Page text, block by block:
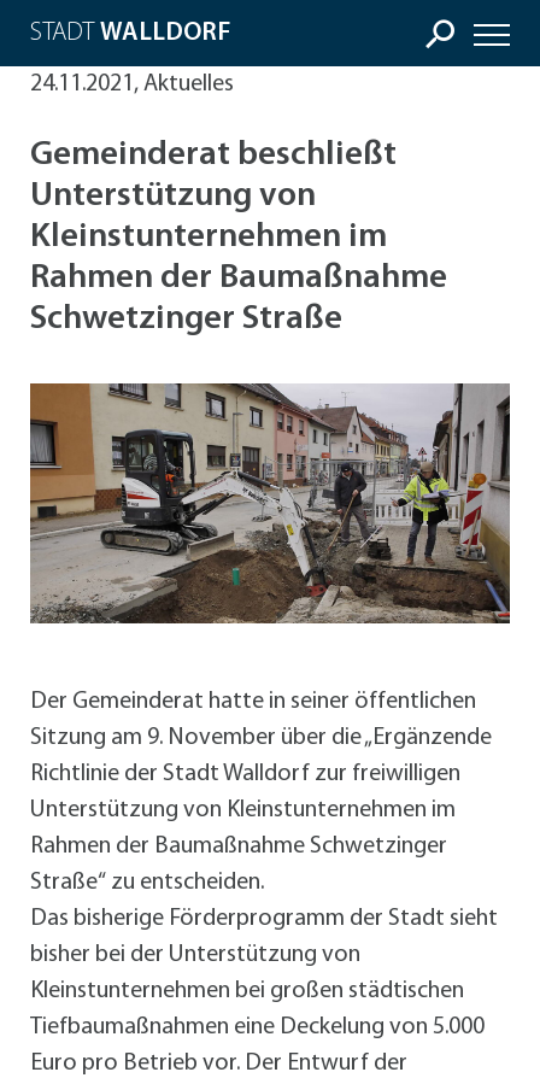
STADT WALLDORF
24.11.2021, Aktuelles
Gemeinderat beschließt
Unterstützung von
Kleinstunternehmen im
Rahmen der Baumaßnahme
Schwetzinger Straße
Der Gemeinderat hatte in seiner öffentlichen
Sitzung am 9. November über die „Ergänzende
Richtlinie der Stadt Walldorf zur freiwilligen
Unterstützung von Kleinstunternehmen im
Rahmen der Baumaßnahme Schwetzinger
Straße“ zu entscheiden.
Das bisherige Förderprogramm der Stadt sieht
bisher bei der Unterstützung von
Kleinstunternehmen bei großen städtischen
Tiefbaumaßnahmen eine Deckelung von 5.000
Euro pro Betrieb vor. Der Entwurf der